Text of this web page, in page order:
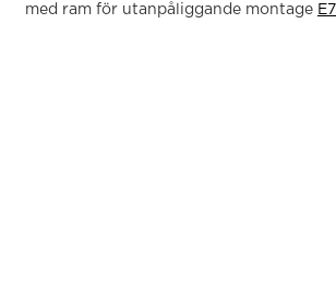
med ram för utanpåliggande montage